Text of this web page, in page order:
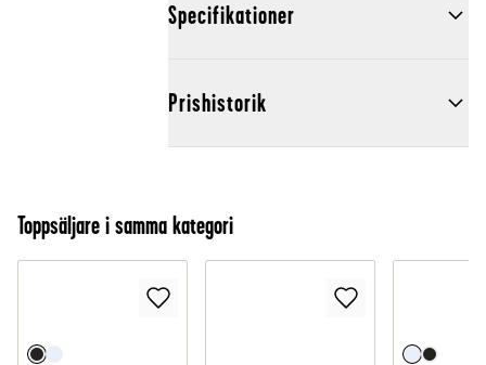
Specifikationer
Prishistorik
Toppsäljare i samma kategori